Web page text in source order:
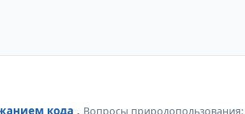
кода , Вопросы